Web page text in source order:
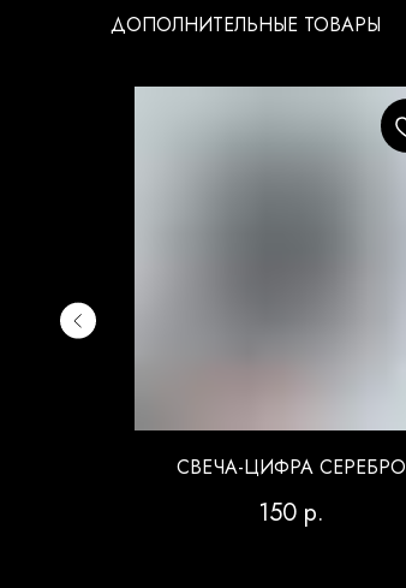
ДОПОЛНИТЕЛЬНЫЕ ТОВАРЫ
СВЕЧА-ЦИФРА СЕРЕБРО
150 р.